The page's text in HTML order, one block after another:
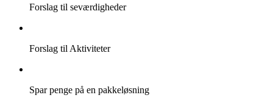
Forslag til seværdigheder
Forslag til Aktiviteter
Spar penge på en pakkeløsning